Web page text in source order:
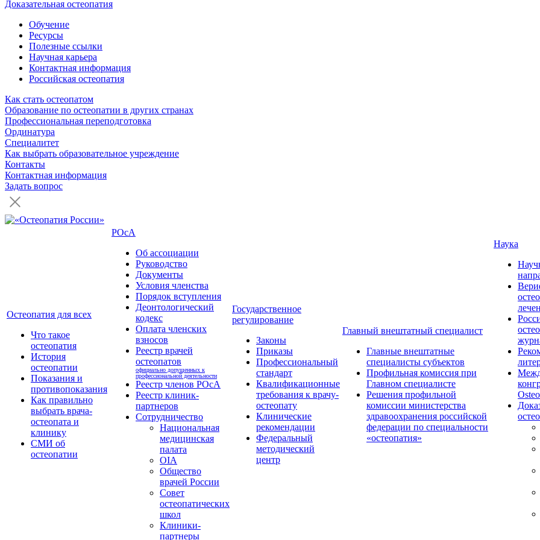
Доказательная остеопатия
Обучение
Ресурсы
Полезные ссылки
Научная карьера
Контактная информация
Российская остеопатия
Как стать остеопатом
Образование по остеопатии в других странах
Профессиональная переподготовка
Ординатура
Специалитет
Как выбрать образовательное учреждение
Контакты
Контактная информация
Задать вопрос
Остеопатия для всех
Что такое
остеопатия
История
остеопатии
Показания и
противопоказания
Как правильно
выбрать врача-
остеопата и
клинику
СМИ об
остеопатии
РОсА
Об ассоциации
Руководство
Документы
Условия членства
Порядок вступления
Деонтологический
кодекс
Оплата членских
взносов
Реестр врачей
остеопатов
официально допущенных к
профессиональной деятельности
Реестр членов РОсА
Реестр клиник-
партнеров
Сотрудничество
Национальная
медицинская
палата
OIA
Общество
врачей России
Совет
остеопатических
школ
Клиники-
партнеры
Государственное
регулирование
Законы
Приказы
Профессиональный
стандарт
Квалификационные
требования к врачу-
остеопату
Клинические
рекомендации
Федеральный
методический
центр
Главный внештатный специалист
Главные внештатные
специалисты субъектов
Профильная комиссия при
Главном специалисте
Решения профильной
комиссии министерства
здравоохранения российской
федерации по специальности
«остеопатия»
Наука